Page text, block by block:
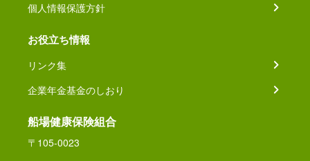
個人情報保護方針
お役立ち情報
リンク集
企業年金基金のしおり
船場健康保険組合
〒105-0023